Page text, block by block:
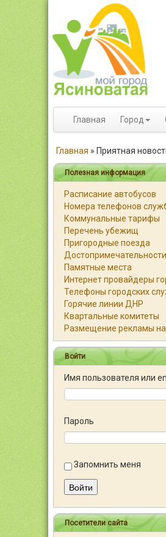
Главная Город
Главная » Приятная
Полезная информация
Расписание автобусов
Номера телефонов
Коммунальные тарифы
Перечень убежищ
Пригородные поезда
Достопримечательности
Памятные места
Интернет провайдеры
Телефоны городских
Горячие линии ДНР
Квартальные комитеты
Размещение рекламы
Войти
Имя пользователя или
Пароль
Запомнить меня
Войти
Посетители сайта